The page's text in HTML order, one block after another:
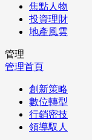
焦點人物
投資理財
地產風雲
管理
管理首頁
創新策略
數位轉型
行銷密技
領導馭人